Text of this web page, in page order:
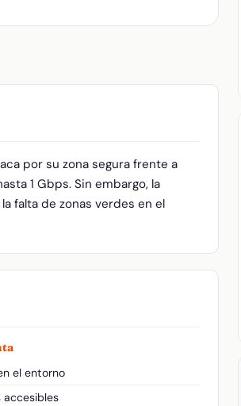
por su zona segura frente a
1 Gbps. Sin embargo, la
falta de zonas verdes en el
el entorno
accesibles